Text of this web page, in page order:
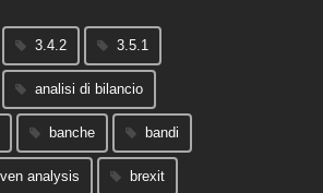
3.4.2 3.5.1
analisi di bilancio
banche bandi
analysis brexit